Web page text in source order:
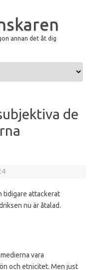
annan det åt dig
de
tidigare attackerat
nu är åtalad.
vara
och etnicitet. Men just